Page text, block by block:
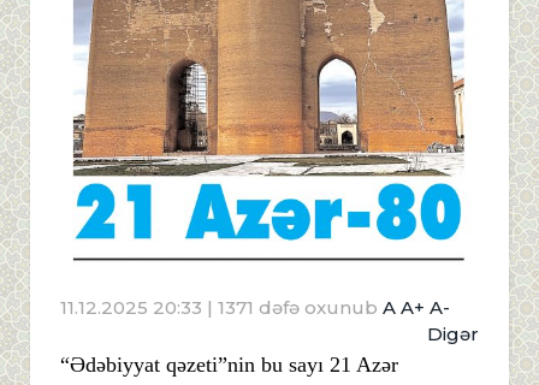
11.12.2025 20:33 | 1371 dəfə oxunub A A+ A-
Digər
“Ədəbiyyat qəzeti”nin bu sayı 21 Azər